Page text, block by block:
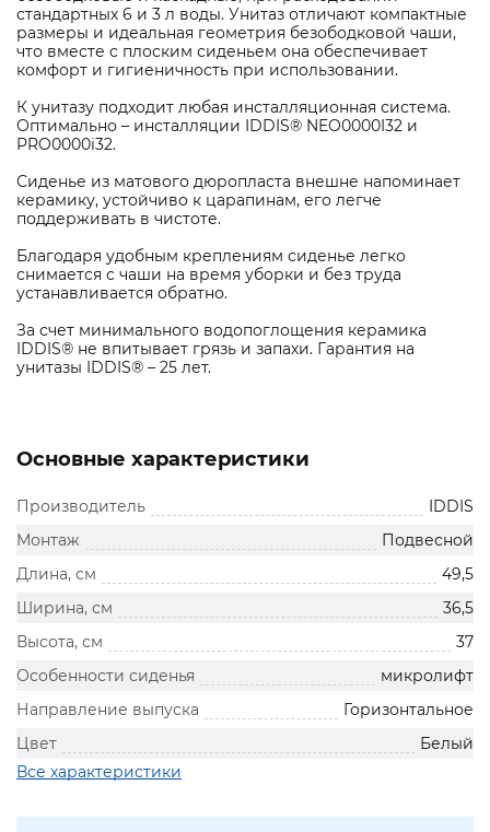
стандартных 6 и 3 л воды. Унитаз отличают компактные
размеры и идеальная геометрия безободковой чаши,
что вместе с плоским сиденьем она обеспечивает
комфорт и гигиеничность при использовании.
К унитазу подходит любая инсталляционная система.
Оптимально – инсталляции IDDIS® NEO0000I32 и
PRO0000i32.
Сиденье из матового дюропласта внешне напоминает
керамику, устойчиво к царапинам, его легче
поддерживать в чистоте.
Благодаря удобным креплениям сиденье легко
снимается с чаши на время уборки и без труда
устанавливается обратно.
За счет минимального водопоглощения керамика
IDDIS® не впитывает грязь и запахи. Гарантия на
унитазы IDDIS® – 25 лет.
Основные характеристики
Производитель
IDDIS
Монтаж
Подвесной
Длина, см
49,5
Ширина, см
36,5
Высота, см
37
Особенности сиденья
микролифт
Направление выпуска
Горизонтальное
Цвет
Белый
Все характеристики